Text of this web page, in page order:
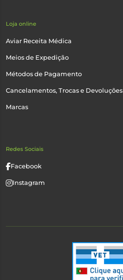
Loja online
Aviar Receita Médica
Meios de Expedição
Métodos de Pagamento
Cancelamentos, Trocas e Devoluções
Marcas
Redes Sociais
Facebook
Instagram